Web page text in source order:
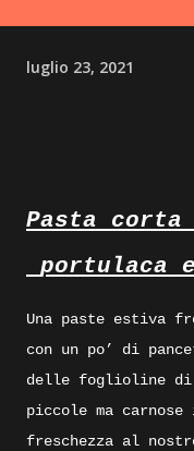
luglio 23, 2021
Pasta
portulaca
Una paste estiva
con un po’ di
delle foglioline
piccole ma
freschezza al